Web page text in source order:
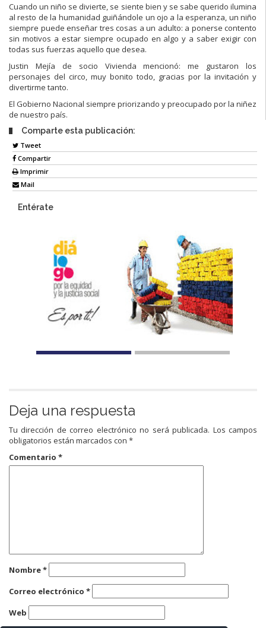
Cuando un niño se divierte, se siente bien y se sabe querido ilumina
al resto de la humanidad guiñándole un ojo a la esperanza, un niño
siempre puede enseñar tres cosas a un adulto: a ponerse contento
sin motivos a estar siempre ocupado en algo y a saber exigir con
todas sus fuerzas aquello que desea.
Justin Mejía de socio Vivienda mencionó: me gustaron los
personajes del circo, muy bonito todo, gracias por la invitación y
divertirme tanto.
El Gobierno Nacional siempre priorizando y preocupado por la niñez
de nuestro país.
Comparte esta publicación:
Tweet
Compartir
Imprimir
Mail
Entérate
Deja una respuesta
Tu dirección de correo electrónico no será publicada. Los campos
obligatorios están marcados con *
Comentario *
Nombre*
Correo electrónico *
Web